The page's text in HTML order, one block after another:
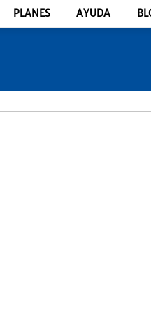
PLANES AYUDA